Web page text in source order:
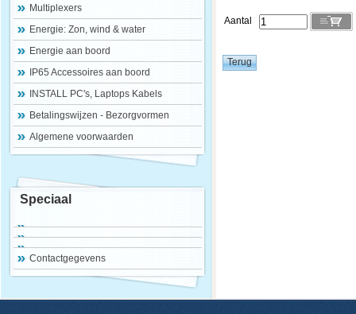
Multiplexers
Energie: Zon, wind & water
Energie aan boord
IP65 Accessoires aan boord
INSTALL PC's, Laptops Kabels
Betalingswijzen - Bezorgvormen
Algemene voorwaarden
Speciaal
Contactgegevens
Aantal